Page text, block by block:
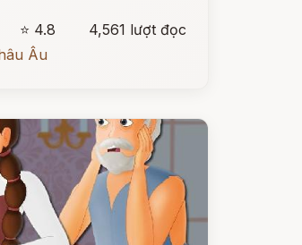
⭐ 4.8
4,561 lượt đọc
Âu